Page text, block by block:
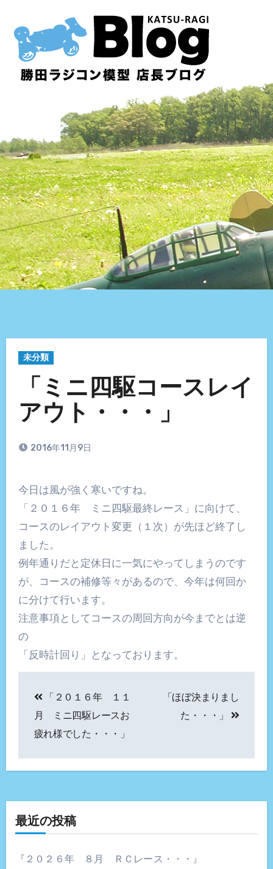
未分類
「ミニ四駆コースレイ
アウト・・・」
2016年11月9日
今日は風が強く寒いですね。
「２０１６年 ミニ四駆最終レース」に向けて、
コースのレイアウト変更（１次）が先ほど終了し
ました。
例年通りだと定休日に一気にやってしまうのです
が、コースの補修等々があるので、今年は何回か
に分けて行います。
注意事項としてコースの周回方向が今までとは逆
の
「反時計回り」となっております。
稿
ナ
ビ
シ
ョ
「２０１６年 １１
月 ミニ四駆レースお
疲れ様でした・・・」
「ほぼ決まりまし
た・・・」
最近の投稿
『２０２６年 ８月 ＲＣレース・・・』